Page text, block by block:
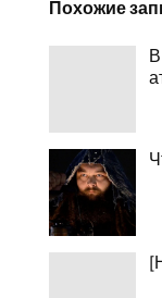
Похожие